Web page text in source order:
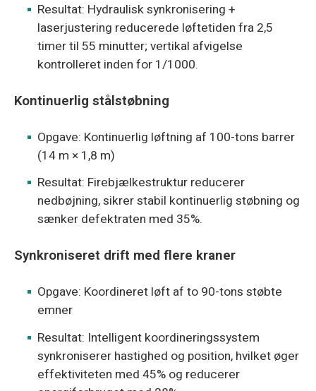
Resultat: Hydraulisk synkronisering +
laserjustering reducerede løftetiden fra 2,5
timer til 55 minutter; vertikal afvigelse
kontrolleret inden for 1/1000.
Kontinuerlig stålstøbning
Opgave: Kontinuerlig løftning af 100-tons barrer
(14 m × 1,8 m)
Resultat: Firebjælkestruktur reducerer
nedbøjning, sikrer stabil kontinuerlig støbning og
sænker defektraten med 35%.
Synkroniseret drift med flere kraner
Opgave: Koordineret løft af to 90-tons støbte
emner
Resultat: Intelligent koordineringssystem
synkroniserer hastighed og position, hvilket øger
effektiviteten med 45% og reducerer